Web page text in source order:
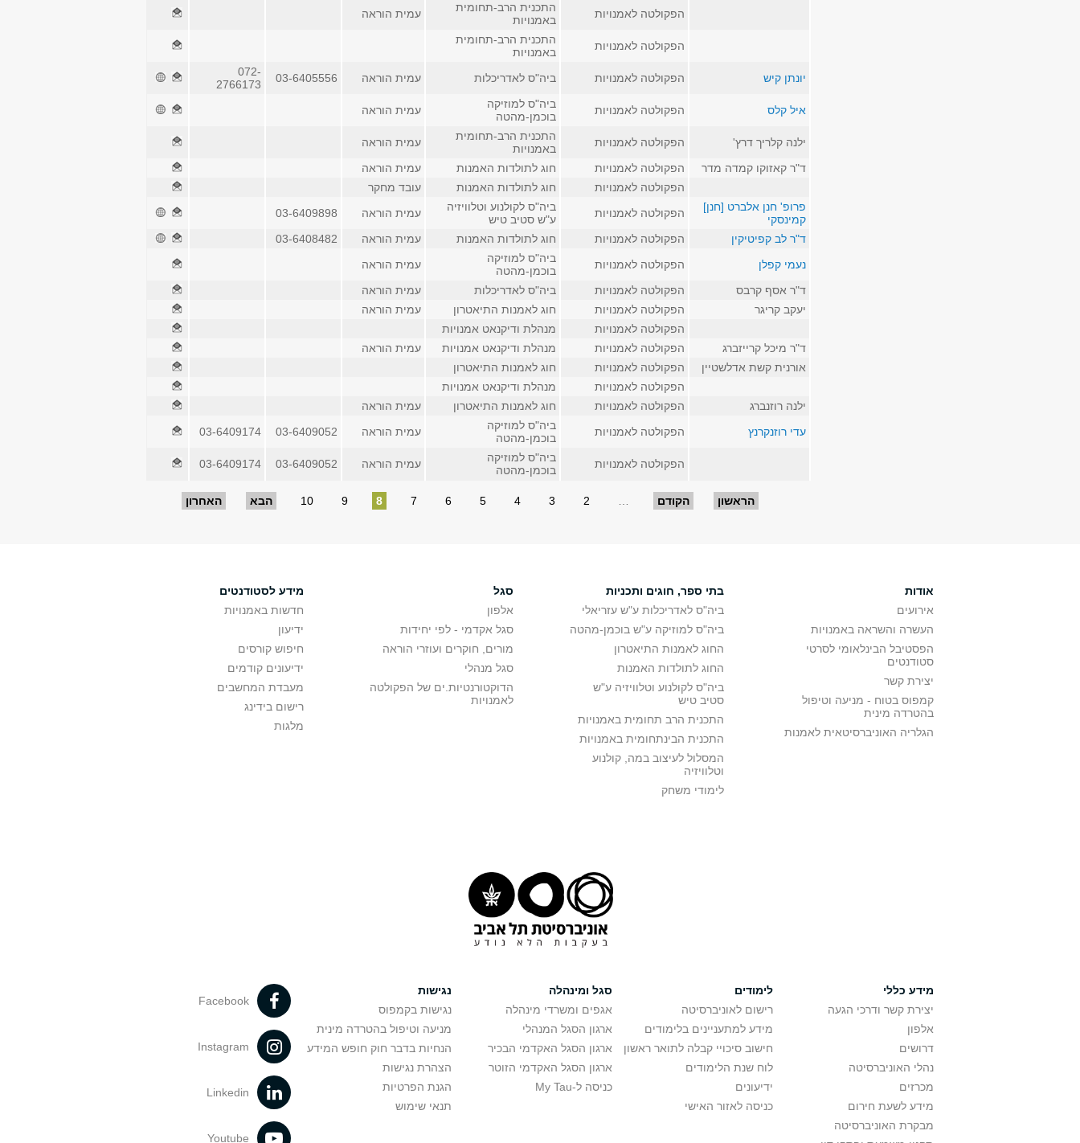
הפקולטה לאמנויות
התכנית הרב-תחומית
באמנויות
עמית הוראה
הפקולטה לאמנויות
התכנית הרב-תחומית
באמנויות
יונתן קיש
הפקולטה לאמנויות ביה"ס לאדריכלות עמית הוראה 03-6405556
072-
2766173
איל קלס
הפקולטה לאמנויות
ביה"ס למוזיקה
בוכמן-מהטה
עמית הוראה
ילנה קלריך דרץ' הפקולטה לאמנויות
התכנית הרב-תחומית
באמנויות
עמית הוראה
ד"ר קאזוקו קמדה מדר
הפקולטה לאמנויות חוג לתולדות האמנות
עמית הוראה
הפקולטה לאמנויות
חוג לתולדות האמנות
עובד מחקר
פרופ' חנן אלברט [חנן]
קמינסקי
הפקולטה לאמנויות
ביה"ס לקולנוע וטלוויזיה
ע"ש סטיב טיש
עמית הוראה
03-6409898
ד"ר לב קפיטיקין
הפקולטה לאמנויות חוג לתולדות האמנות עמית הוראה
03-6408482
נעמי קפלן
הפקולטה לאמנויות
ביה"ס למוזיקה
בוכמן-מהטה
עמית הוראה
ד"ר אסף קרבס
הפקולטה לאמנויות ביה"ס לאדריכלות
עמית הוראה
יעקב קריגר
הפקולטה לאמנויות חוג לאמנות התיאטרון
עמית הוראה
הפקולטה לאמנויות
מנהלת ודיקנאט אמנויות
ד"ר מיכל קרייזברג
הפקולטה לאמנויות מנהלת ודיקנאט אמנויות
עמית הוראה
אורנית קשת אדלשטיין
הפקולטה לאמנויות
חוג לאמנות התיאטרון
הפקולטה לאמנויות
מנהלת ודיקנאט אמנויות
ילנה רוזנברג
הפקולטה לאמנויות חוג לאמנות התיאטרון
עמית הוראה
עדי רוזנקרנץ
הפקולטה לאמנויות
ביה"ס למוזיקה
בוכמן-מהטה
עמית הוראה 03-6409052
03-6409174
הפקולטה לאמנויות
ביה"ס למוזיקה
בוכמן-מהטה
עמית הוראה 03-6409052
03-6409174
עמודיםהראשון הקודם 2
3
4
5
6
7
8
9
10 הבא האחרון
אודות
אירועים
העשרה והשראה באמנויות
הפסטיבל הבינלאומי לסרטי
סטודנטים
יצירת קשר
קמפוס בטוח - מניעה וטיפול
בהטרדה מינית
הגלריה האוניברסיטאית לאמנות
בתי ספר, חוגים ותכניות
ביה"ס לאדריכלות ע"ש עזריאלי
ביה"ס למוזיקה ע"ש בוכמן-מהטה
החוג לאמנות התיאטרון
החוג לתולדות האמנות
ביה"ס לקולנוע וטלוויזיה ע"ש
סטיב טיש
התכנית הרב תחומית באמנויות
התכנית הבינתחומית באמנויות
המסלול לעיצוב במה, קולנוע
וטלוויזיה
לימודי משחק
סגל
אלפון
סגל אקדמי - לפי יחידות
מורים, חוקרים ועוזרי הוראה
סגל מנהלי
הדוקטורנטיות.ים של הפקולטה
לאמנויות
מידע לסטודנטים
חדשות באמנויות
ידיעון
חיפוש קורסים
ידיעונים קודמים
מעבדת המחשבים
רישום בידינג
מלגות
מידע כללי
יצירת קשר ודרכי הגעה
אלפון
דרושים
נהלי האוניברסיטה
מכרזים
מידע לשעת חירום
מבקרת האוניברסיטה
לימודים
רישום לאוניברסיטה
מידע למתעניינים בלימודים
חישוב סיכויי קבלה לתואר ראשון
לוח שנת הלימודים
ידיעונים
כניסה לאזור האישי
סגל ומינהלה
אגפים ומשרדי מינהלה
ארגון הסגל המנהלי
ארגון הסגל האקדמי הבכיר
ארגון הסגל האקדמי הזוטר
כניסה ל-My Tau
נגישות
נגישות בקמפוס
מניעה וטיפול בהטרדה מינית
הנחיות בדבר חוק חופש המידע
הצהרת נגישות
הגנת הפרטיות
תנאי שימוש
Facebook
Instagram
Linkedin
Youtube